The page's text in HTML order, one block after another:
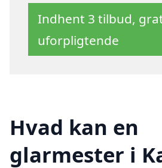
Indhent 3 tilbud,
uforpligtende
Hvad kan en
glarmester i